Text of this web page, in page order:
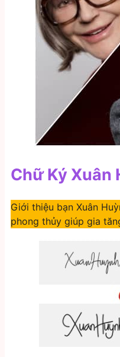
Chữ Ký Xuân
Giới thiệu bạn Xuân
phong thủy giúp gia